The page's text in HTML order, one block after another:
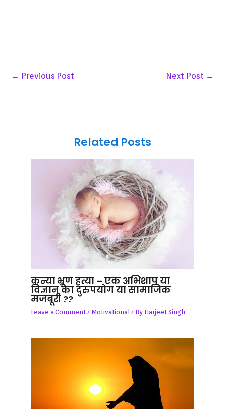
← Previous Post Next Post →
Related Posts
कन्या भ्रूण हत्या – एक अभिशाप या
विज्ञान का दुरुपयोग या सामाजिक
मजबूरी ??
Leave a Comment / Motivational / By Harjeet Singh